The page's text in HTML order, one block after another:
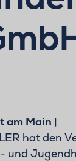
am Main |
hat den
und